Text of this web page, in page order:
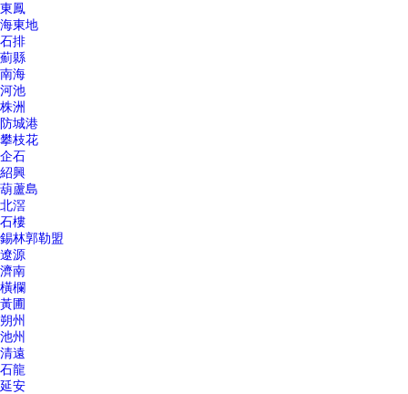
東鳳
海東地
石排
薊縣
南海
河池
株洲
防城港
攀枝花
企石
紹興
葫蘆島
北滘
石樓
錫林郭勒盟
遼源
濟南
橫欄
黃圃
朔州
池州
清遠
石龍
延安